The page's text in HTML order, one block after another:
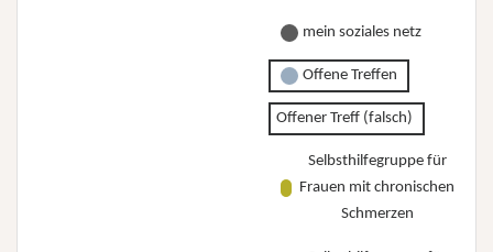
mein soziales netz
Offene Treffen
Offener Treff (falsch)
Selbsthilfegruppe für
Frauen mit chronischen
Schmerzen